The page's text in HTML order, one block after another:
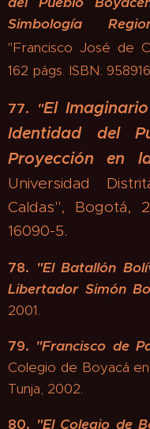
Simbología
"Francisco José de
162 págs. ISBN:
77. "El
Identidad del
Proyección en
Universidad
Caldas", Bogotá,
16090-5.
78. "El Batallón
Libertador Simón
2001.
79. "Francisco de
Colegio de Boyacá
Tunja, 2002.
80. "El Colegio de